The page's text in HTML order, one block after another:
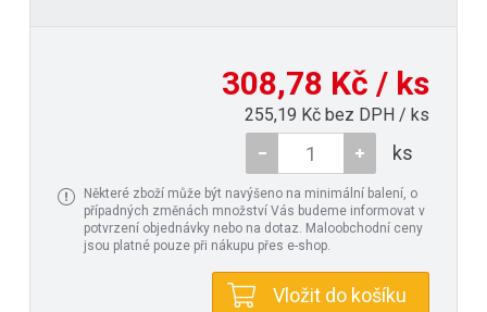
308,78 Kč / ks
255,19 Kč bez DPH / ks
ks
Některé zboží může být navýšeno na minimální balení, o
případných změnách množství Vás budeme informovat v
potvrzení objednávky nebo na dotaz. Maloobchodní ceny
jsou platné pouze při nákupu přes e-shop.
Vložit do košíku